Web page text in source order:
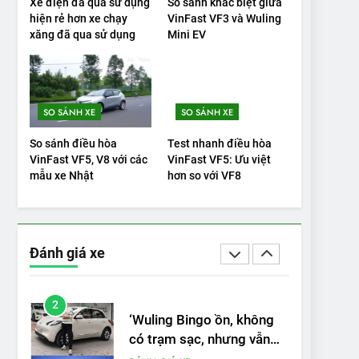
hiện rẻ hơn xe chạy
xăng đã qua sử dụng
VinFast VF3 và Wuling
Mini EV
SO SÁNH XE
So sánh điều hòa
VinFast VF5, V8 với các
mẫu xe Nhật
SO SÁNH XE
Test nhanh điều hòa
VinFast VF5: Ưu việt
hơn so với VF8
Đánh giá xe
VinFast VF9 có gì để cạnh
tranh với các xe xăng
20
Đánh giá: Người đam mê
xe điện Hyundai Ioniq 5 N
2025 cho thấy đáng để
chờ đợi
ĐÁNH GIÁ XE
1
2
bán được nếu biết cách’
ĐÁNH GIÁ XE